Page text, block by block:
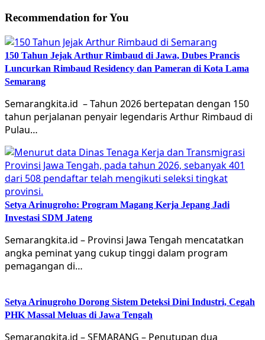
Recommendation for You
150 Tahun Jejak Arthur Rimbaud di Jawa, Dubes Prancis
Luncurkan Rimbaud Residency dan Pameran di Kota Lama
Semarang
Semarangkita.id – Tahun 2026 bertepatan dengan 150
tahun perjalanan penyair legendaris Arthur Rimbaud di
Pulau…
Setya Arinugroho: Program Magang Kerja Jepang Jadi
Investasi SDM Jateng
Semarangkita.id – Provinsi Jawa Tengah mencatatkan
angka peminat yang cukup tinggi dalam program
pemagangan di…
Setya Arinugroho Dorong Sistem Deteksi Dini Industri, Cegah
PHK Massal Meluas di Jawa Tengah
Semarangkita.id – SEMARANG – Penutupan dua